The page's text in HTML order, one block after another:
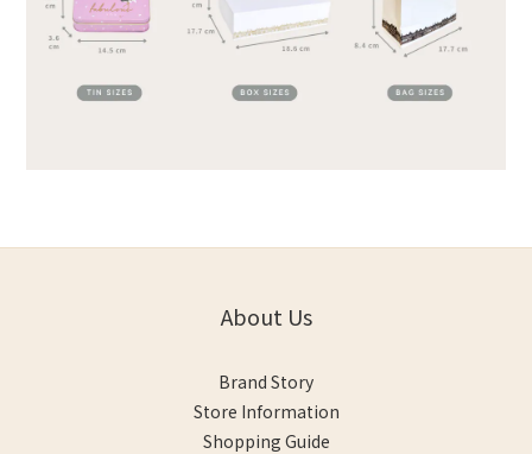
About Us
Brand Story
Store Information
Shopping Guide